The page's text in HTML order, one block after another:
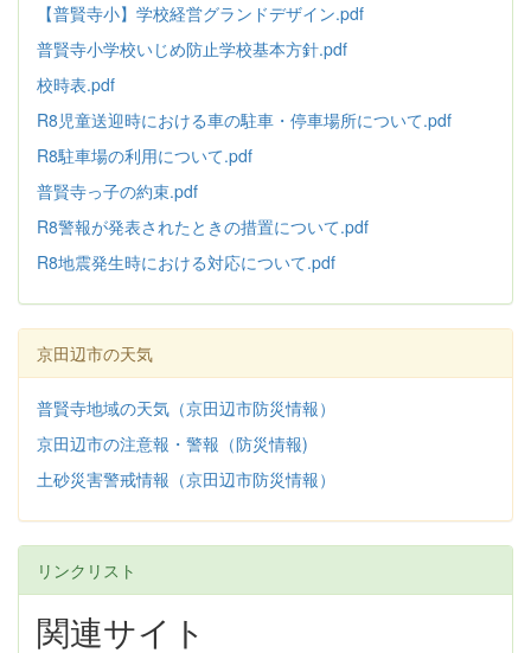
【普賢寺小】学校経営グランドデザイン.pdf
普賢寺小学校いじめ防止学校基本方針.pdf
校時表.pdf
R8児童送迎時における車の駐車・停車場所について.pdf
R8駐車場の利用について.pdf
普賢寺っ子の約束.pdf
R8警報が発表されたときの措置について.pdf
R8地震発生時における対応について.pdf
京田辺市の天気
普賢寺地域の天気（京田辺市防災情報）
京田辺市の注意報・警報（防災情報)
土砂災害警戒情報（京田辺市防災情報）
リンクリスト
関連サイト